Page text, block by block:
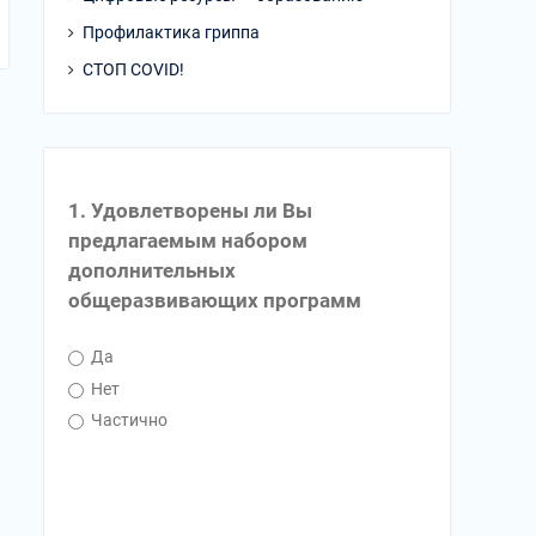
Профилактика гриппа
СТОП COVID!
1. Удовлетворены ли Вы
предлагаемым набором
дополнительных
общеразвивающих программ
Да
Нет
Частично